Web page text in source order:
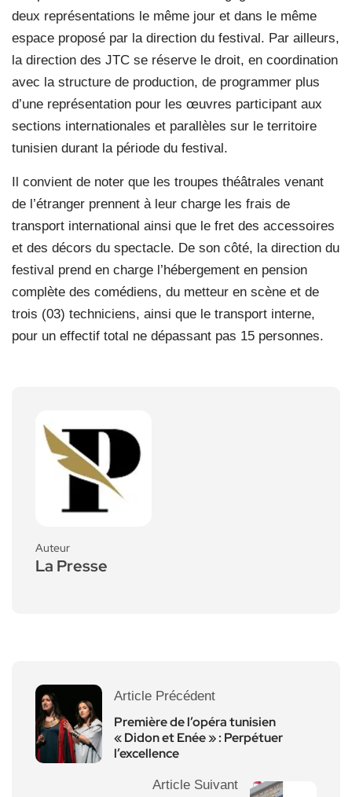
deux représentations le même jour et dans le même
espace proposé par la direction du festival. Par ailleurs,
la direction des JTC se réserve le droit, en coordination
avec la structure de production, de programmer plus
d’une représentation pour les œuvres participant aux
sections internationales et parallèles sur le territoire
tunisien durant la période du festival.
Il convient de noter que les troupes théâtrales venant
de l’étranger prennent à leur charge les frais de
transport international ainsi que le fret des accessoires
et des décors du spectacle. De son côté, la direction du
festival prend en charge l’hébergement en pension
complète des comédiens, du metteur en scène et de
trois (03) techniciens, ainsi que le transport interne,
pour un effectif total ne dépassant pas 15 personnes.
Auteur
La Presse
Article Précédent
Première de l’opéra tunisien
« Didon et Enée » : Perpétuer
l’excellence
Article Suivant